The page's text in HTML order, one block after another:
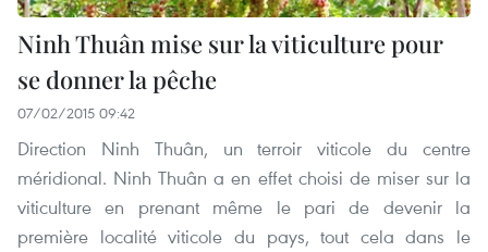
Ninh Thuân mise sur la viticulture pour
se donner la pêche
07/02/2015 09:42
Direction Ninh Thuân, un terroir viticole du centre
méridional. Ninh Thuân a en effet choisi de miser sur la
viticulture en prenant même le pari de devenir la
première localité viticole du pays, tout cela dans le